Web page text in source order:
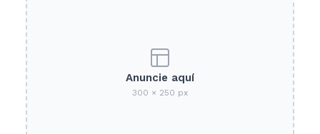
Anuncie aquí
300 × 250 px